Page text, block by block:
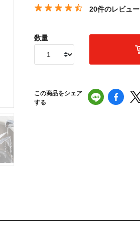
20件のレビュー
数量
この商品をシェア
する